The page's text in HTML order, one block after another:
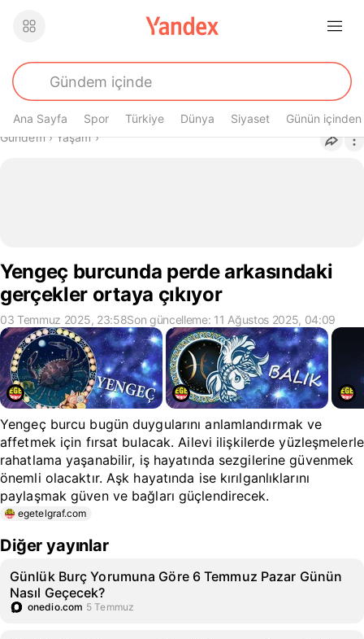
Ana Sayfa Spor Türkiye Dünya Siyaset Günün içinden
Buradasın
Gündem› Yaşam›
Yengeç burcunda perde arkasındaki
gerçekler ortaya çıkıyor
03 Temmuz 2025, 23:58Son güncelleme: 11 Ağustos 2025, 04:09
Yengeç burcu bugün duygularını anlamlandırmak ve
affetmek için fırsat bulacak. Ailevi ilişkilerde yüzleşmelerle
rahatlama yaşanabilir, iş hayatında sezgilerine güvenmek
önemli olacaktır. Aşk hayatında ise kırılganlıklarını
paylaşmak güven ve bağları güçlendirecek.
egetelgraf.com
Diğer yayınlar
Günlük Burç Yorumuna Göre 6 Temmuz Pazar Günün
Nasıl Geçecek?
onedio.com 5 Temmuz